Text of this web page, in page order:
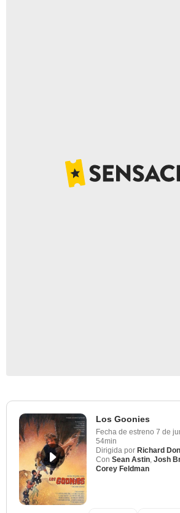
Los Goonies
Fecha de estreno 7 de
54min
Dirigida por Richard
Con Sean Astin Josh
Corey Feldman